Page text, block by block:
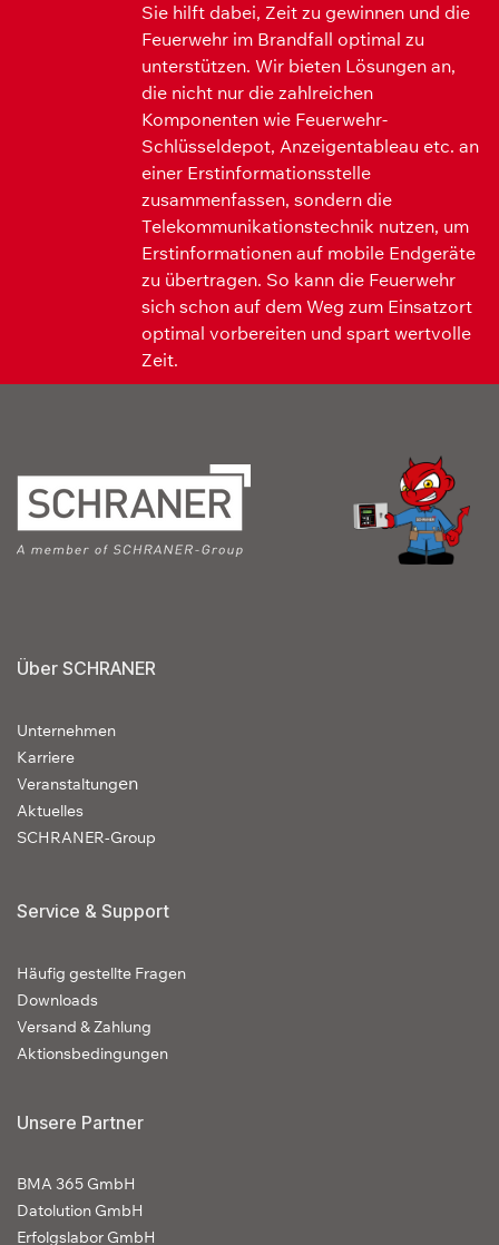
Sie hilft dabei, Zeit zu gewinnen und die
Feuerwehr im Brandfall optimal zu
unterstützen. Wir bieten Lösungen an,
die nicht nur die zahlreichen
Komponenten wie Feuerwehr-
Schlüsseldepot, Anzeigentableau etc. an
einer Erstinformationsstelle
zusammenfassen, sondern die
Telekommunikationstechnik nutzen, um
Erstinformationen auf mobile Endgeräte
zu übertragen. So kann die Feuerwehr
sich schon auf dem Weg zum Einsatzort
optimal vorbereiten und spart wertvolle
Zeit.
Über SCHRANER
Unternehmen
Karriere
Veranstaltungen
Aktuelles
SCHRANER-Group
Service & Support
Häufig gestellte Fragen
Downloads
Versand & Zahlung
Aktionsbedingungen
Unsere Partner
BMA 365 GmbH
Datolution GmbH
Erfolgslabor GmbH